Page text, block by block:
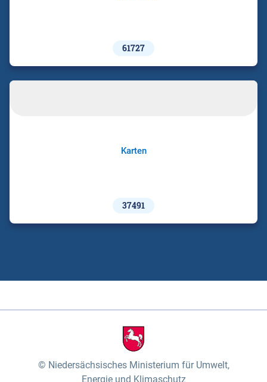
61727
Karten
37491
Niedersächsisches Ministerium für Umwelt,
Energie und Klimaschutz